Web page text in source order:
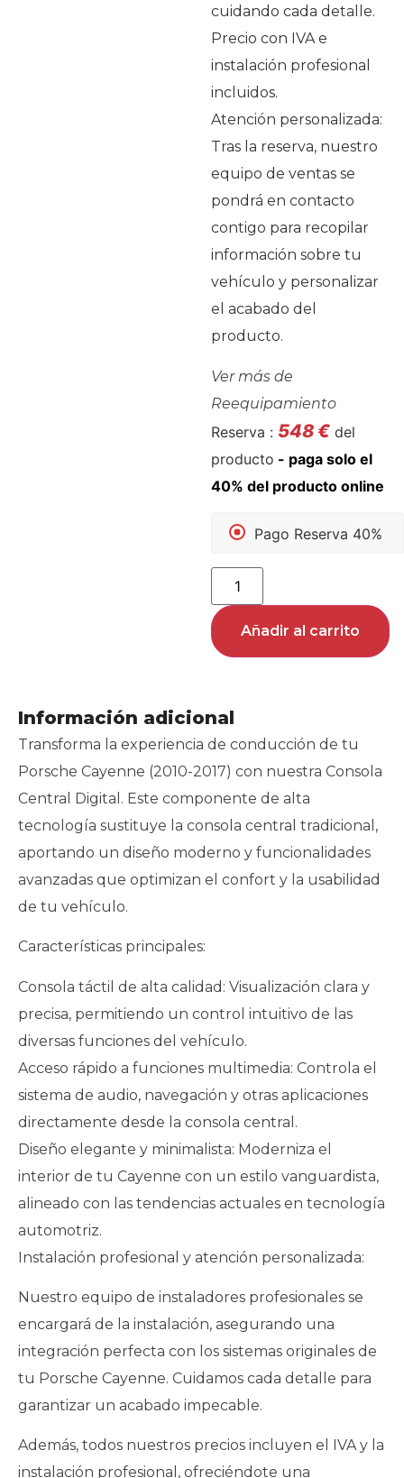
cuidando cada detalle.
Precio con IVA e
instalación profesional
incluidos.
Atención personalizada:
Tras la reserva, nuestro
equipo de ventas se
pondrá en contacto
contigo para recopilar
información sobre tu
vehículo y personalizar
el acabado del
producto.
Ver más de
Reequipamiento
Reserva : 548€ del
producto
Pago Reserva 40%
Añadir al carrito
Información adicional
Transforma la experiencia de conducción de tu
Porsche Cayenne (2010-2017) con nuestra Consola
Central Digital. Este componente de alta
tecnología sustituye la consola central tradicional,
aportando un diseño moderno y funcionalidades
avanzadas que optimizan el confort y la usabilidad
de tu vehículo.
Características principales:
Consola táctil de alta calidad: Visualización clara y
precisa, permitiendo un control intuitivo de las
diversas funciones del vehículo.
Acceso rápido a funciones multimedia: Controla el
sistema de audio, navegación y otras aplicaciones
directamente desde la consola central.
Diseño elegante y minimalista: Moderniza el
interior de tu Cayenne con un estilo vanguardista,
alineado con las tendencias actuales en tecnología
automotriz.
Instalación profesional y atención personalizada:
Nuestro equipo de instaladores profesionales se
encargará de la instalación, asegurando una
integración perfecta con los sistemas originales de
tu Porsche Cayenne. Cuidamos cada detalle para
garantizar un acabado impecable.
Además, todos nuestros precios incluyen el IVA y la
instalación profesional, ofreciéndote una